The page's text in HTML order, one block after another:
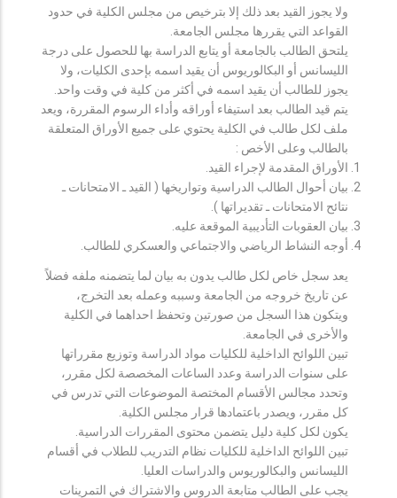
ولا يجوز القيد بعد ذلك إلا بترخيص من مجلس الكلية في حدود
القواعد التي يقررها مجلس الجامعة.
يلتحق الطالب بالجامعة أو يتابع الدراسة بها للحصول على درجة
الليسانس أو البكالوريوس أن يقيد اسمه بإحدى الكليات، ولا
يجوز للطالب أن يقيد اسمه في أكثر من كلية في وقت واحد.
يتم قيد الطالب بعد استيفاء أوراقه وأداء الرسوم المقررة، ويعد
ملف لكل طالب في الكلية يحتوي على جميع الأوراق المتعلقة
بالطالب وعلى الأخص :
الأوراق المقدمة لإجراء القيد.
بيان أحوال الطالب الدراسية وتواريخها ( القيد ـ الامتحانات ـ
نتائح الامتحانات ـ تقديراتها ).
بيان العقوبات التأديبية الموقعة عليه.
أوجه النشاط الرياضي والاجتماعي والعسكري للطالب.
يعد سجل خاص لكل طالب يدون به بيان لما يتضمنه ملفه فضلاً
عن تاريخ خروجه من الجامعة وسببه وعمله بعد التخرج،
ويتكون هذا السجل من صورتين وتحفظ احداهما في الكلية
والأخرى في الجامعة.
تبين اللوائح الداخلية للكليات مواد الدراسة وتوزيع مقرراتها
على سنوات الدراسة وعدد الساعات المخصصة لكل مقرر،
وتحدد مجالس الأقسام المختصة الموضوعات التي تدرس في
كل مقرر، ويصدر باعتمادها قرار مجلس الكلية.
يكون لكل كلية دليل يتضمن محتوى المقررات الدراسية.
تبين اللوائح الداخلية للكليات نظام التدريب للطلاب في أقسام
الليسانس والبكالوريوس والدراسات العليا.
يجب على الطالب متابعة الدروس والاشتراك في التمرينات